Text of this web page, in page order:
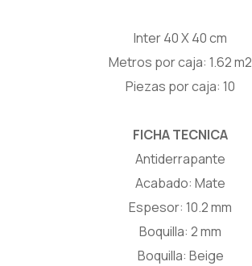
Inter 40 X 40 cm
Metros por caja: 1.62 m2
Piezas por caja: 10
FICHA TECNICA
Antiderrapante
Acabado: Mate
Espesor: 10.2 mm
Boquilla: 2 mm
Boquilla: Beige